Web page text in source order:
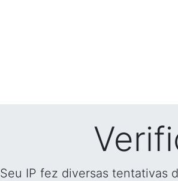
Seu IP fez diversas tentativas